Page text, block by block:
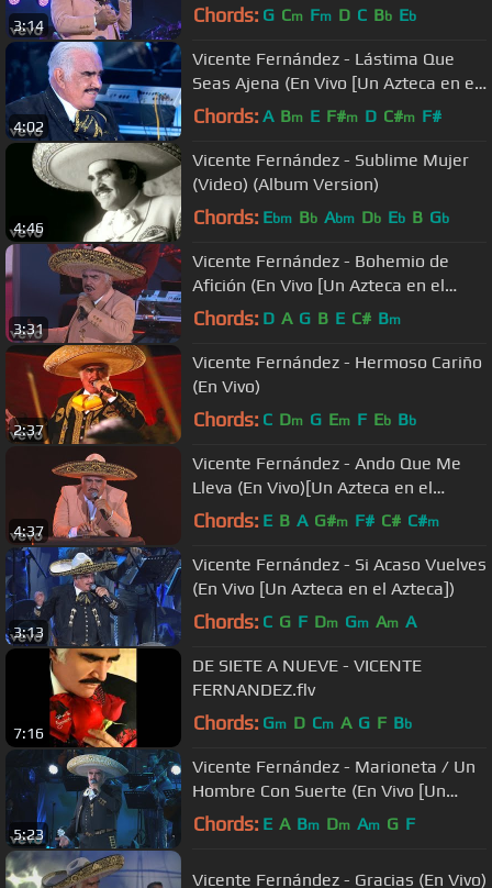
3:14 Chords: G Cm Fm D C Bb Eb
4:02
Vicente Fernández - Lástima Que
Seas Ajena (En Vivo [Un Azteca en el
Azteca])
Chords: A Bm E F#m D C#m F#
4:46
Vicente Fernández - Sublime Mujer
(Video) (Album Version)
Chords: Ebm Bb Abm Db Eb B Gb
3:31
Vicente Fernández - Bohemio de
Afición (En Vivo [Un Azteca en el
Azteca])
Chords: D A G B E C# Bm
2:37
Vicente Fernández - Hermoso Cariño
(En Vivo)
Chords: C Dm G Em F Eb Bb
4:37
Vicente Fernández - Ando Que Me
Lleva (En Vivo)[Un Azteca en el
Azteca]
Chords: E B A G#m F# C# C#m
3:13
Vicente Fernández - Si Acaso Vuelves
(En Vivo [Un Azteca en el Azteca])
Chords: C G F Dm Gm Am A
7:16
DE SIETE A NUEVE - VICENTE
FERNANDEZ.flv
Chords: Gm D Cm A G F Bb
5:23
Vicente Fernández - Marioneta / Un
Hombre Con Suerte (En Vivo [Un
Azteca en el Azteca])
Chords: E A Bm Dm Am G F
Vicente Fernández - Gracias (En Vivo)